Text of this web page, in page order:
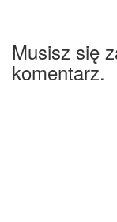
Musisz się
komentarz.